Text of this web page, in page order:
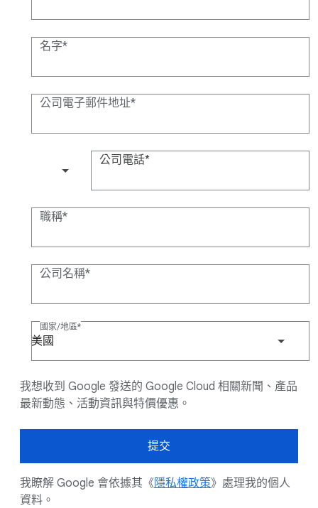
名字
公司電子郵件地址
公司電話
職稱
公司名稱
國家/地區
美國
我想收到 Google 發送的 Google Cloud 相關新聞、產品
最新動態、活動資訊與特價優惠。
提交
我瞭解 Google 會依據其《 隱私權政策》處理我的個人
資料。